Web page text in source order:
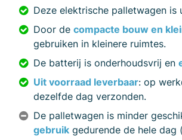
Deze elektrische palletwagen is
Door de compacte bouw en
gebruiken in kleinere ruimtes.
De batterij is onderhoudsvrij en
Uit voorraad leverbaar: op
dezelfde dag verzonden.
De palletwagen is minder
gebruik gedurende de hele dag